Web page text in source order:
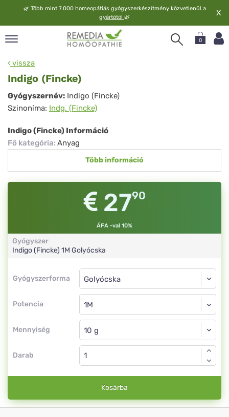
🌿 Több mint 7.000 homeopátiás gyógyszerkészítmény közvetlenül a
gyártótól 🌿 X
0
vissza
Indigo (Fincke)
Indigo
(Fincke)
Gyógyszernév: Indigo (Fincke)
Szinoníma: Indg. (Fincke)
Indigo (Fincke) Információ
Fő kategória: Anyag
Több információ
2790
ÁFA -val 10%
Gyógyszer
Indigo (Fincke) 1M Golyócska
Gyógyszerforma
Gyógyszerforma
Potencia
Golyócska
1M
Mennyiség
Golyócska
Darab
Kosárba